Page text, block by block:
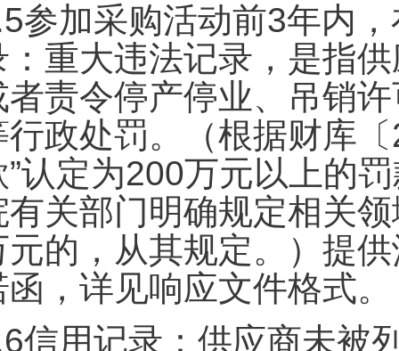
参加采购活动前3年内
：重大违法记录，是指
者责令停产停业、吊销
行政处罚。（根据财库
”认定为200万元以上的
有关部门明确规定相关
元的，从其规定。）提
函，详见响应文件格式。
信用记录：供应商未被